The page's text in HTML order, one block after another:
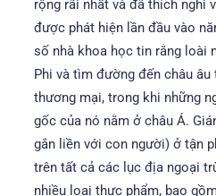
rộng rãi nhất và đã thích nghi
được phát hiện lần đầu vào
số nhà khoa học tin rằng loài
Phi và tìm đường đến châu
thương mại, trong khi những
gốc của nó nằm ở châu Á.
gắn liền với con người) ở tận
trên tất cả các lục địa ngoại
nhiều loại thực phẩm, bao